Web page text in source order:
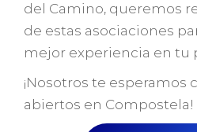
del Camino, queremos
de estas asociaciones
mejor experiencia en tu
¡Nosotros te esperamos
abiertos en Compostela!